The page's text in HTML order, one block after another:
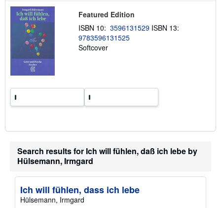
i
p
p
i
n
Featured Edition
ISBN 10: 3596131529 ISBN 13:
9783596131525
Softcover
Search results for Ich will fühlen, daß ich lebe by
Hülsemann, Irmgard
Ich will fühlen, dass ich lebe
Hülsemann, Irmgard